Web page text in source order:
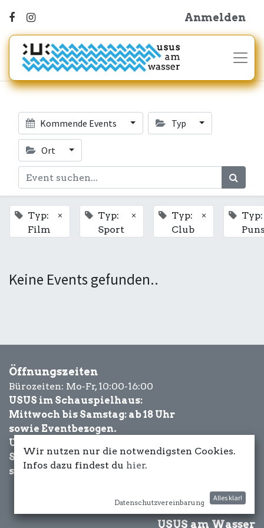
Anmelden
Kommende Events Typ
Ort
Typ:
Film
×
Typ:
Sport
×
Typ:
Club
×
Typ:
Keine Events gefunden..
Öffnungszeiten
Bürozeiten: Mo-Fr, 10:00-16:00
USUS im Schauspielhaus:
Mittwoch bis Samstag: ab 18 Uhr
sowie Eventbezogen.
USUS am Wasser:
Schönwetter-
sowie Eventbezogen.
USUS am Wasser
Wir nutzen nur die notwendigsten Cookies.
Infos dazu findest du hier.
Datenschutzvereinbarung
Alles klar!